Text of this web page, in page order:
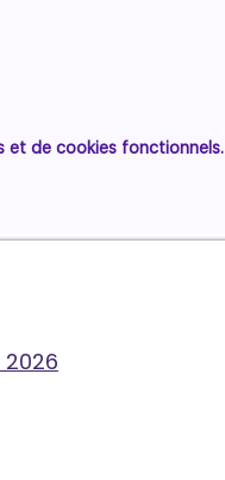
et de cookies fonctionnels.
2026